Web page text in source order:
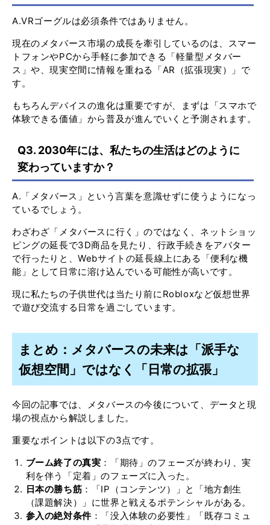
A.VRゴーグルは必須条件ではありません。
現在のメタバース市場の成長を牽引しているのは、スマー
トフォンやPCから手軽に参加できる「軽量型メタバー
ス」や、現実空間に情報を重ねる「AR（拡張現実）」で
す。
もちろんデバイスの進化は重要ですが、まずは「スマホで
体験できる価値」から普及が進んでいくと予測されます。
Q3. 2030年には、私たちの生活はどのように
変わっていますか？
A.「メタバース」という言葉を意識せずに使うようになっ
ているでしょう。
わざわざ「メタバースに行く」のではなく、ネットショッ
ピングの延長で3D商品を見たり、行政手続きをアバター
で行ったりと、Webサイトの延長線上にある「便利な機
能」として日常に溶け込んでいる可能性が高いです。
現に私たちの子供世代は当たり前にRobloxなど仮想世界
で遊び交流する日常を過ごしています。
まとめ：メタバースの未来は「派手な
仮想空間」ではなく「日常の拡張」
今回の記事では、メタバースの今後について、データと現
場の視点から解説しました。
重要なポイントは以下の3点です。
ブーム終了の真実 ：「期待」のフェーズが終わり、実
利を伴う「定着」のフェーズに入った。
日本の勝ち筋 ：「IP（コンテンツ）」と「地方創生
（課題解決）」に世界と戦えるポテンシャルがある。
参入の絶対条件：「没入体験の必要性」「既存コミュ